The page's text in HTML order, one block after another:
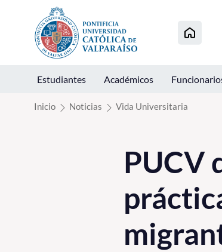
Click acá para ir directamente al contenido
Estudiantes Académicos
Inicio Noticias Vida Universitaria
PUCV